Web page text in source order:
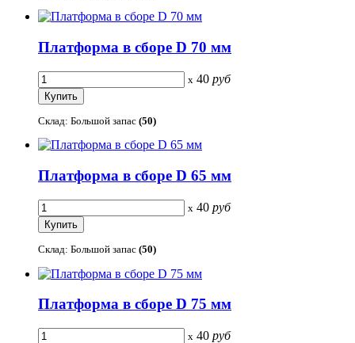
Платформа в сборе D 70 мм
x 40 руб
Склад: Большой запас (50)
Платформа в сборе D 65 мм
x 40 руб
Склад: Большой запас (50)
Платформа в сборе D 75 мм
x 40 руб